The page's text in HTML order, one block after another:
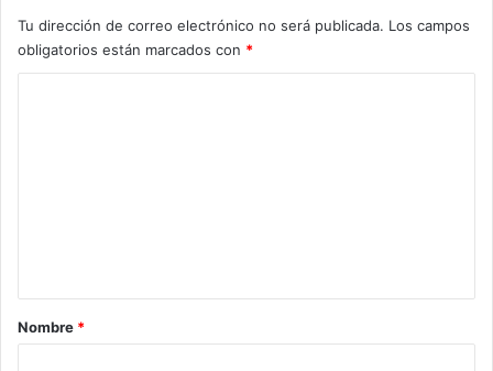
Tu dirección de correo electrónico no será publicada. Los campos
obligatorios están marcados con *
rNombre *